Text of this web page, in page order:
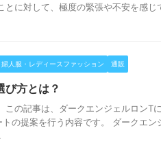
に対して、極度の緊張や不安を感じ
婦人服・レディースファッション 通販
び方とは？
この記事は、ダークエンジェルロンT
の提案を行う内容です。 ダークエン